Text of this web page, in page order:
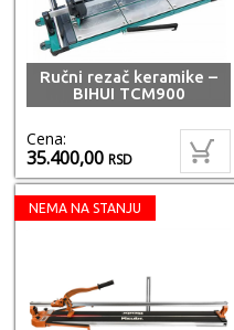
Ručni rezač keramike –
BIHUI TCM900
Cena:
35.400,00RSD
NEMA NA STANJU